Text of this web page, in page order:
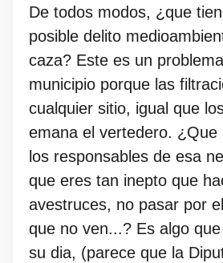
De todos modos, ¿que
posible delito
caza? Este es un
municipio porque las
cualquier sitio, igual que
emana el vertedero. ¿Que
los responsables de esa
que eres tan inepto que
avestruces, no pasar por
que no ven...? Es algo
su dia, (parece que la